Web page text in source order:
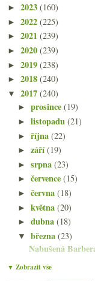
► 2023 (160)
► 2022 (225)
► 2021 (239)
► 2020 (239)
► 2019 (238)
► 2018 (240)
▼ 2017 (240)
►prosince(19)
►listopadu(21)
►října(22)
►září(19)
►srpna(23)
►července(15)
►června(18)
►května(20)
►dubna(18)
▼března(23)
Nabušená
Vinařský zákon,
▼ Zobrazit vše